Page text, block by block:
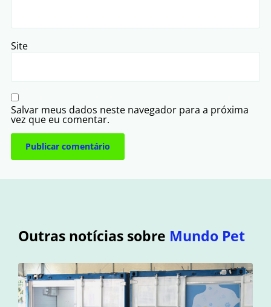
Site
Salvar meus dados neste navegador para a próxima
vez que eu comentar.
Outras notícias sobre Mundo Pet